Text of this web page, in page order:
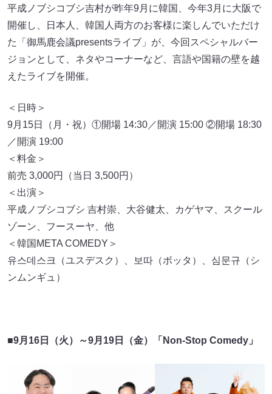
平成ノブシコブシ吉村が昨年9月に韓国、今年3月に大阪で
開催し、日本人、韓国人両方のお客様に楽しんでいただけ
た「御馬鹿会議presentsライブ」が、今回スペシャルバー
ジョンとして、ネタやコーナーなど、言語や国籍の壁を越
えたライブを開催。
＜日時＞
9月15日（月・祝）①開場 14:30／開演 15:00 ②開場 18:30
／開演 19:00
＜料金＞
前売 3,000円（当日 3,500円）
＜出演＞
平成ノブシコブシ 吉村崇、大谷健太、カゲヤマ、スクール
ゾーン、フースーヤ、他
＜韓国META COMEDY＞
유스데스크（ユスデスク）、보따（ボッタ）、심문규（シ
ンムンギュ）
■9月16日（火）～9月19日（金）「Non-Stop Comedy」